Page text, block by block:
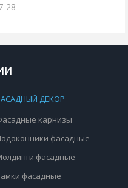
28
ДЕКОР
карнизы
фасадные
фасадные
фасадные